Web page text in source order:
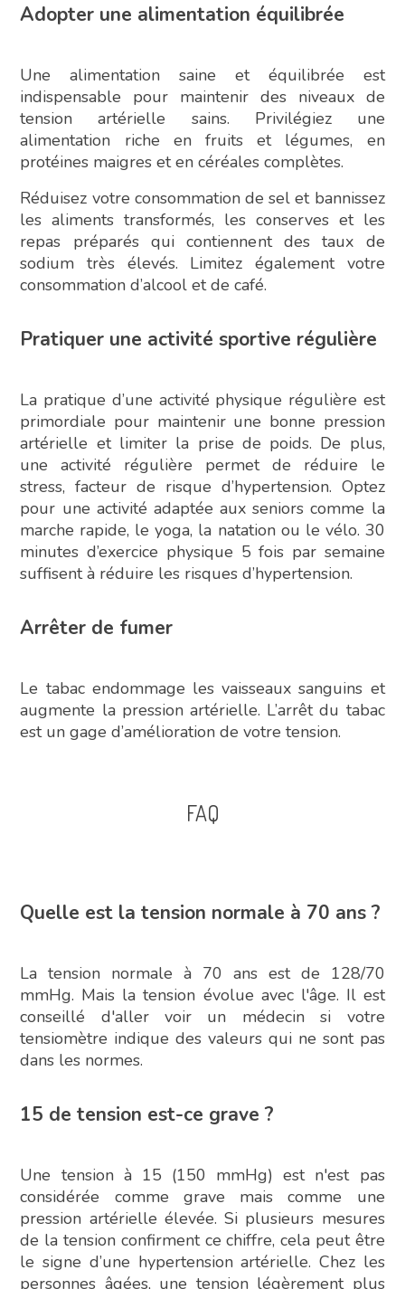
Adopter une alimentation équilibrée
Une alimentation saine et équilibrée est
indispensable pour maintenir des niveaux de
tension artérielle sains. Privilégiez une
alimentation riche en fruits et légumes, en
protéines maigres et en céréales complètes.
Réduisez votre consommation de sel et bannissez
les aliments transformés, les conserves et les
repas préparés qui contiennent des taux de
sodium très élevés. Limitez également votre
consommation d’alcool et de café.
Pratiquer une activité sportive régulière
La pratique d’une activité physique régulière est
primordiale pour maintenir une bonne pression
artérielle et limiter la prise de poids. De plus,
une activité régulière permet de réduire le
stress, facteur de risque d’hypertension. Optez
pour une activité adaptée aux seniors comme la
marche rapide, le yoga, la natation ou le vélo. 30
minutes d’exercice physique 5 fois par semaine
suffisent à réduire les risques d’hypertension.
Arrêter de fumer
Le tabac endommage les vaisseaux sanguins et
augmente la pression artérielle. L’arrêt du tabac
est un gage d’amélioration de votre tension.
FAQ
Quelle est la tension normale à 70 ans ?
La tension normale à 70 ans est de 128/70
mmHg. Mais la tension évolue avec l'âge. Il est
conseillé d'aller voir un médecin si votre
tensiomètre indique des valeurs qui ne sont pas
dans les normes.
15 de tension est-ce grave ?
Une tension à 15 (150 mmHg) est n'est pas
considérée comme grave mais comme une
pression artérielle élevée. Si plusieurs mesures
de la tension confirment ce chiffre, cela peut être
le signe d’une hypertension artérielle. Chez les
personnes âgées, une tension légèrement plus